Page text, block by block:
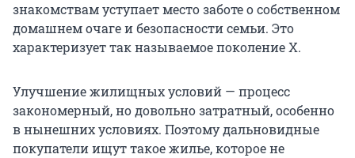
знакомствам уступает место заботе о собственном
домашнем очаге и безопасности семьи. Это
характеризует так называемое поколение Х.
Улучшение жилищных условий — процесс
закономерный, но довольно затратный, особенно
в нынешних условиях. Поэтому дальновидные
покупатели ищут такое жилье, которое не